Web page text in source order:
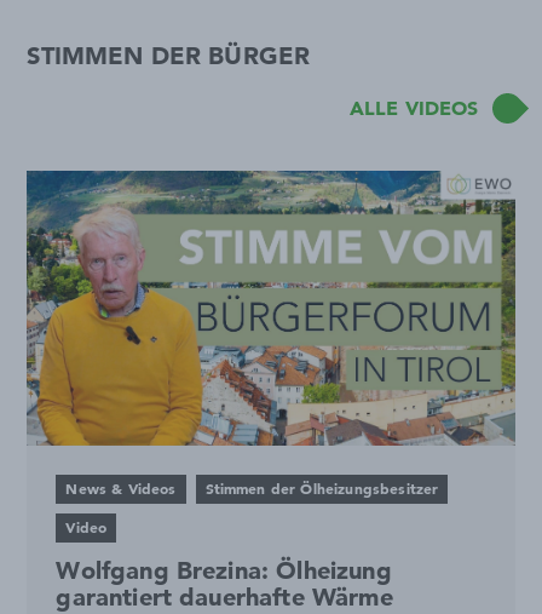
STIMMEN DER BÜRGER
ALLE VIDEOS
News & Videos Stimmen der Ölheizungsbesitzer
Video
Wolfgang Brezina: Ölheizung
garantiert dauerhafte Wärme